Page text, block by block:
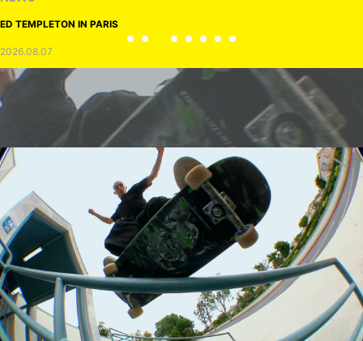
ED TEMPLETON IN PARIS
2026.08.07